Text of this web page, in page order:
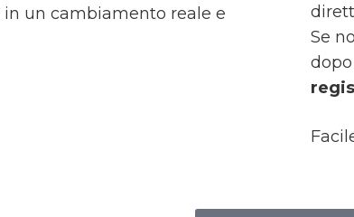
un cambiamento reale e
Se